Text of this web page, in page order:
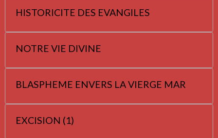
HISTORICITE DES EVANGILES
NOTRE VIE DIVINE
BLASPHEME ENVERS LA VIERGE MAR
EXCISION (1)